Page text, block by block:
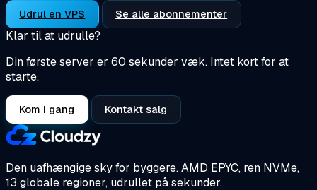
Udrul en VPS Se alle abonnementer
Klar til at udrulle?
Din første server er 60 sekunder væk. Intet kort for at
starte.
Kom i gang Kontakt salg
Den uafhængige sky for byggere.AMD EPYC, ren NVMe,
13 globale regioner, udrullet på sekunder.